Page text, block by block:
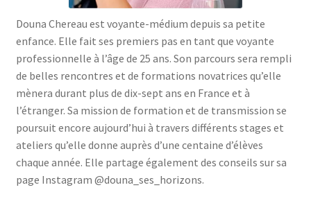
enfant
Médecine douces
le
menu
enfant
Famille
Ouvrir
le
menu
Collections
Ouvrir
menu
enfant
Douna Chereau est voyante-médium depuis sa petite
enfance. Elle fait ses premiers pas en tant que voyante
professionnelle à l’âge de 25 ans. Son parcours sera rempli
de belles rencontres et de formations novatrices qu’elle
mènera durant plus de dix-sept ans en France et à
l’étranger. Sa mission de formation et de transmission se
poursuit encore aujourd’hui à travers différents stages et
ateliers qu’elle donne auprès d’une centaine d’élèves
chaque année. Elle partage également des conseils sur sa
page Instagram @douna_ses_horizons.